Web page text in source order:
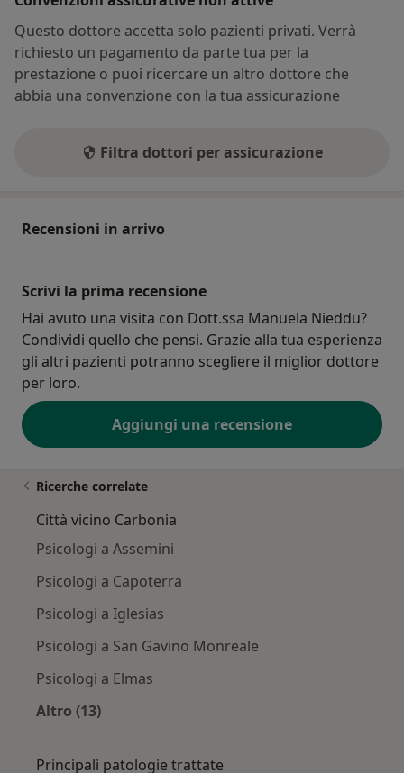
Questo dottore accetta solo pazienti privati. Verrà
richiesto un pagamento da parte tua per la
prestazione o puoi ricercare un altro dottore che
abbia una convenzione con la tua assicurazione
Filtra dottori per assicurazione
Recensioni in arrivo
Scrivi la prima recensione
Hai avuto una visita con Dott.ssa Manuela Nieddu?
Condividi quello che pensi. Grazie alla tua esperienza
gli altri pazienti potranno scegliere il miglior dottore
per loro.
Aggiungi una recensione
Ricerche correlate
Città vicino Carbonia
Psicologi a Assemini
Psicologi a Capoterra
Psicologi a Iglesias
Psicologi a San Gavino Monreale
Psicologi a Elmas
Altro (13)
Principali patologie trattate